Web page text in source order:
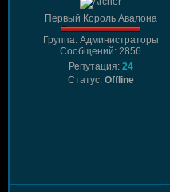
Первый Король Авалона
Группа: Администраторы
Сообщений: 2856
Репутация: 24
Статус: Offline